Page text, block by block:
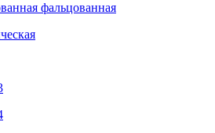
фальцованная